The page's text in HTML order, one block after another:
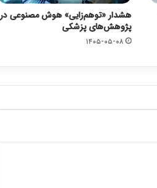
هشدار «توهم‌زایی» هوش مصنوعی در
پژوهش‌های پزشکی
۱۴۰۵-۰۵-۰۸